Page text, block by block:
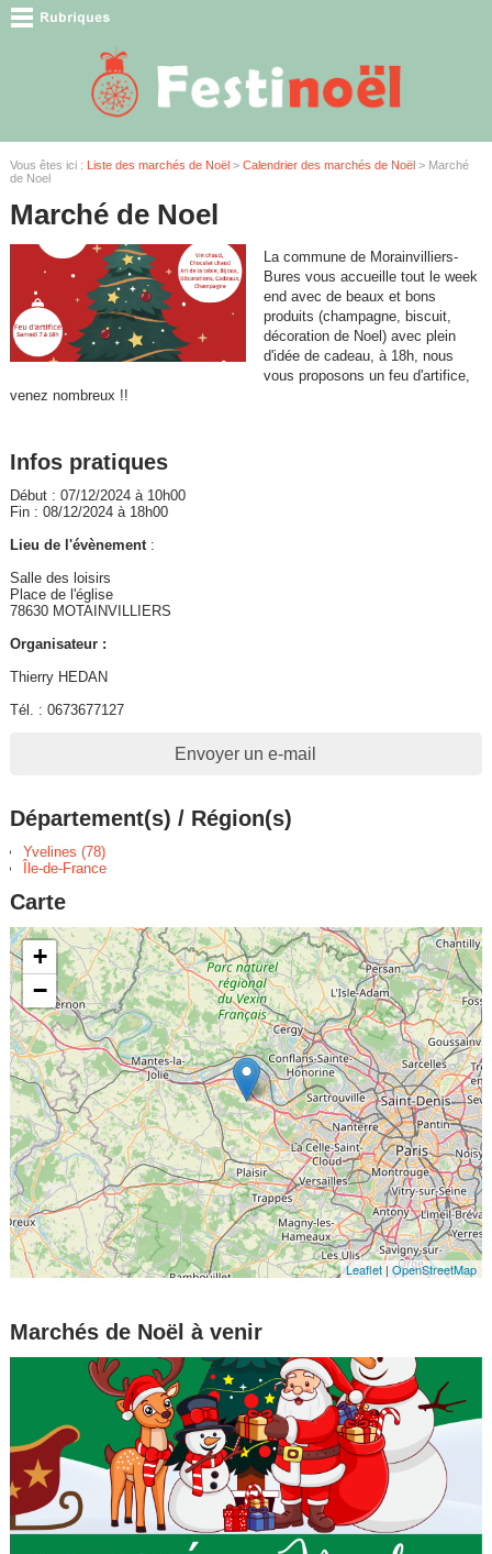
Vous êtes ici : Liste des marchés de Noël> Calendrier des marchés de Noël> Marché
de Noel
Marché de Noel
La commune de Morainvilliers-
Bures vous accueille tout le week
end avec de beaux et bons
produits (champagne, biscuit,
décoration de Noel) avec plein
d'idée de cadeau, à 18h, nous
vous proposons un feu d'artifice,
venez nombreux !!
Infos pratiques
Début : 07/12/2024 à 10h00
Fin : 08/12/2024 à 18h00
Lieu de l'évènement:
Salle des loisirs
Place de l'église
78630 MOTAINVILLIERS
Organisateur :
Thierry HEDAN
Tél. : 0673677127
Envoyer un e-mail
Département(s) / Région(s)
Yvelines (78)
Île-de-France
Carte
+
−
Leaflet|OpenStreetMap
Marchés de Noël à venir